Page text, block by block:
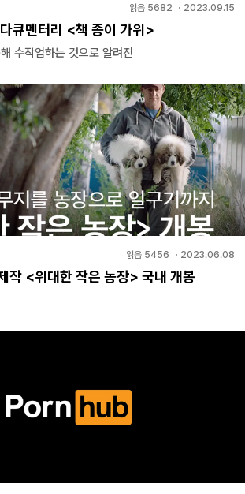
읽음 5682 ・ 2023.09.15
큐멘터리 <책 종이 가위>
수작업하는 것으로 알려진
읽음 5456 ・ 2023.06.08
작 <위대한 작은 농장> 국내 개봉